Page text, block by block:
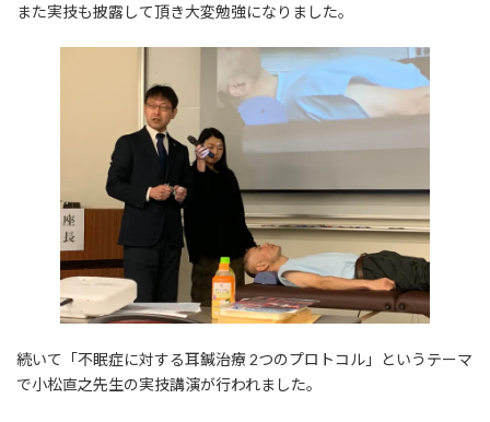
また実技も披露して頂き大変勉強になりました。
続いて「不眠症に対する耳鍼治療 2つのプロトコル」というテーマ
で小松直之先生の実技講演が行われました。